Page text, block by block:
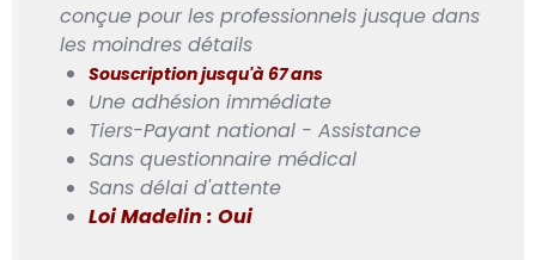
conçue pour les professionnels jusque dans
les moindres détails
Souscription jusqu'à 67 ans
Une adhésion immédiate
Tiers-Payant national - Assistance
Sans questionnaire médical
Sans délai d'attente
Loi Madelin : Oui